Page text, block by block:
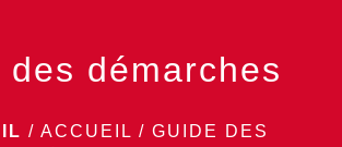
des démarches
/ ACCUEIL / GUIDE DES